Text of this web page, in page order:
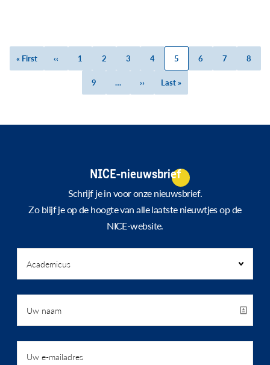
Paginatie
Eerste
« First
Vorige
‹‹ Page
1 Page
2 Page
3 Page
4
Huidige
pagina
5 Page
6 Page
7 Page
8
Page
9 …
Volgende
››
Laatste
Last »
NICE-nieuwsbrief
Schrijf je in voor onze nieuwsbrief.
Zo blijf je op de hoogte van alle laatste nieuwtjes op de
NICE-website.